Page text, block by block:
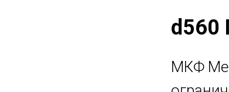
d560
МКФ